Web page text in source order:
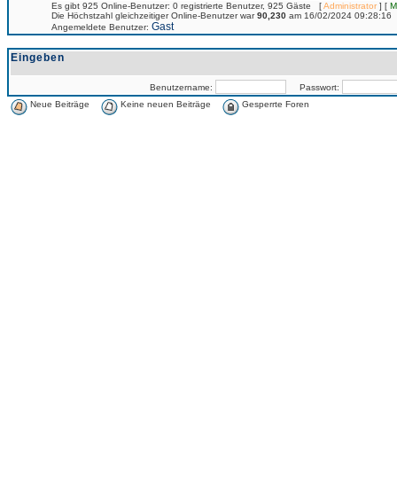
Es gibt 925 Online-Benutzer: 0 registrierte Benutzer, 925 Gäste [Administrator] [
Die Höchstzahl gleichzeitiger Online-Benutzer war90,230 am 16/02/2024 09:28:16
Angemeldete Benutzer: Gast
Eingeben
Benutzername:
Passwort:
Neue Beiträge
Keine neuen Beiträge Gesperrte Foren